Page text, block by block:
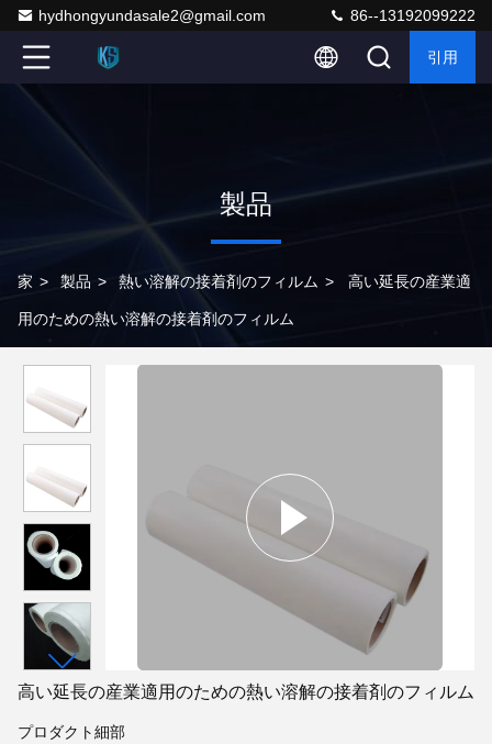
hydhongyundasale2@gmail.com 86--13192099222
引用
製品
家 > 製品 > 熱い溶解の接着剤のフィルム > 高い延長の産業適
用のための熱い溶解の接着剤のフィルム
高い延長の産業適用のための熱い溶解の接着剤のフィルム
プロダクト細部